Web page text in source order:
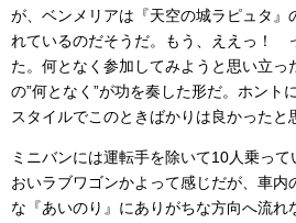
が、ベンメリアは『天空の城ラピュタ』
れているのだそうだ。もう、ええっ！
た。何となく参加してみようと思い立っ
の”何となく”が功を奏した形だ。ホント
スタイルでこのときばかりは良かったと
ミニバンには運転手を除いて10人乗っ
おいラブワゴンかよって感じだが、車内
な『あいのり』にありがちな方向へ流れ